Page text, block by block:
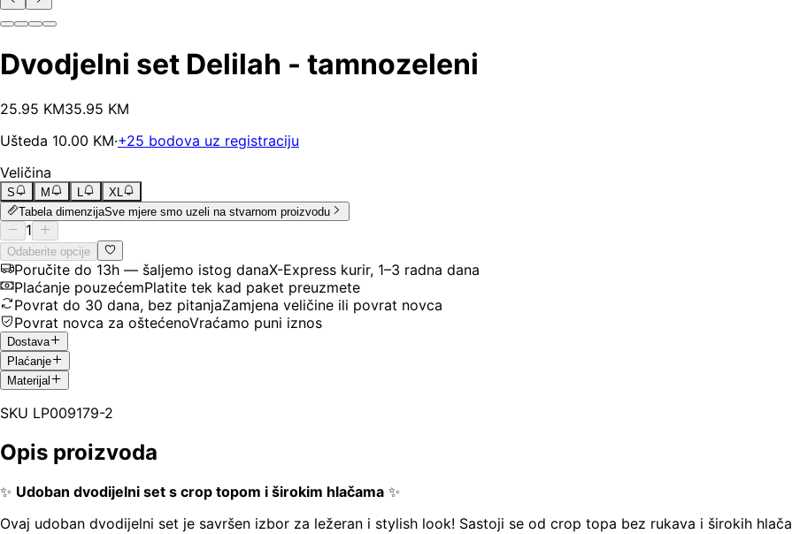
Dvodjelni set Delilah - tamnozeleni
25.95 KM35.95 KM
Ušteda 10.00 KM·+25 bodova uz registraciju
Veličina
S M L
XL
Tabela dimenzijaSve mjere smo uzeli na stvarnom proizvodu
1
Odaberite opcije
Poručite do 13h — šaljemo istog danaX-Express kurir, 1–3 radna dana
Plaćanje pouzećemPlatite tek kad paket preuzmete
Povrat do 30 dana, bez pitanjaZamjena veličine ili povrat novca
Povrat novca za oštećenoVraćamo puni iznos
Dostava
Plaćanje
Materijal
SKU LP009179-2
Opis proizvoda
✨ Udoban dvodijelni set s crop topom i širokim hlačama ✨
Ovaj udoban dvodijelni set je savršen izbor za ležeran i stylish look! Sastoji se od crop topa bez rukava i širokih